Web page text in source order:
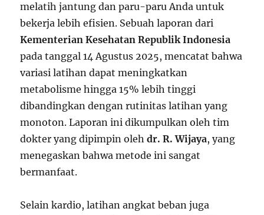
melatih jantung dan paru-paru Anda untuk
bekerja lebih efisien. Sebuah laporan dari
Kementerian Kesehatan Republik Indonesia
pada tanggal 14 Agustus 2025, mencatat bahwa
variasi latihan dapat meningkatkan
metabolisme hingga 15% lebih tinggi
dibandingkan dengan rutinitas latihan yang
monoton. Laporan ini dikumpulkan oleh tim
dokter yang dipimpin olehdr. R. Wijaya, yang
menegaskan bahwa metode ini sangat
bermanfaat.
Selain kardio, latihan angkat beban juga